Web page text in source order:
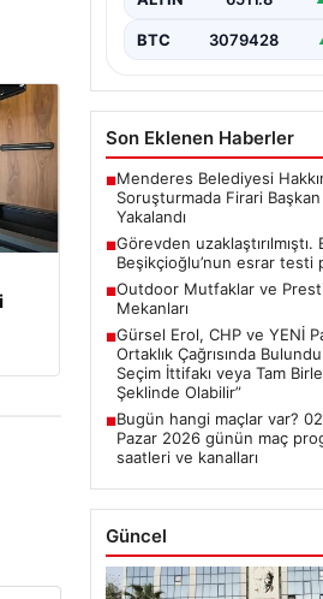
Gelişmeler”, “content”: “
BTC 3079428
Son Eklenen Haberler
■Menderes Belediyesi
Soruşturmada Firari Başkan
Yakalandı
■Görevden uzaklaştırılmıştı.
Beşikçioğlu’nun esrar testi
■Outdoor Mutfaklar ve
Mekanları
■Gürsel Erol, CHP ve YENİ
Ortaklık Çağrısında
Seçim İttifakı veya Tam
Şeklinde Olabilir”
■Bugün hangi maçlar var?
Pazar 2026 günün maç
saatleri ve kanalları
Güncel